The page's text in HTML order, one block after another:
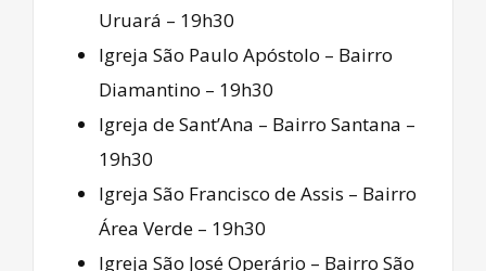
Uruará – 19h30
Igreja São Paulo Apóstolo – Bairro
Diamantino – 19h30
Igreja de Sant’Ana – Bairro Santana –
19h30
Igreja São Francisco de Assis – Bairro
Área Verde – 19h30
Igreja São José Operário – Bairro São